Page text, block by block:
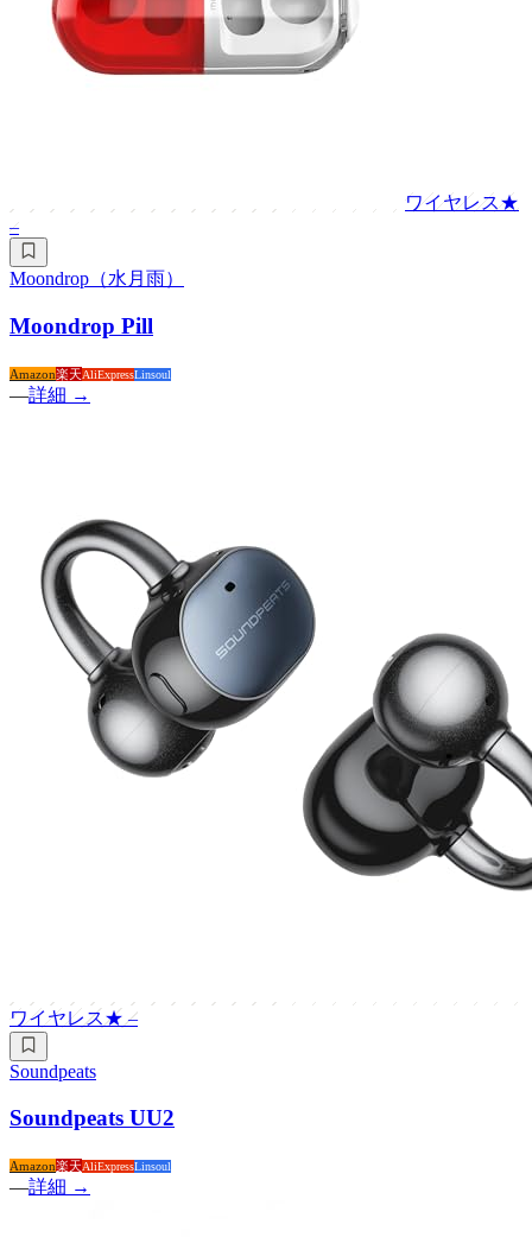
ワイヤレス★
–
Moondrop（水月雨）
Moondrop Pill
Amazon楽天AliExpressLinsoul
—詳細 →
ワイヤレス★–
Soundpeats
Soundpeats UU2
Amazon楽天AliExpressLinsoul
—詳細 →